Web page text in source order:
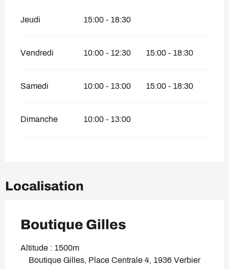
Jeudi 15:00 - 18:30
Vendredi 10:00 - 12:30 15:00 - 18:30
Samedi 10:00 - 13:00 15:00 - 18:30
Dimanche 10:00 - 13:00
Localisation
Boutique Gilles
Altitude : 1500m
Boutique Gilles, Place Centrale 4, 1936 Verbier